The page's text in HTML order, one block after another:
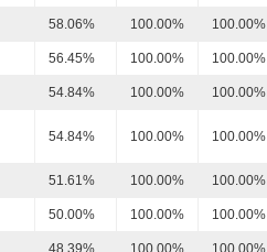
58.06% 100.00% 100.00%
56.45% 100.00% 100.00%
54.84% 100.00% 100.00%
54.84% 100.00% 100.00%
51.61% 100.00% 100.00%
50.00% 100.00% 100.00%